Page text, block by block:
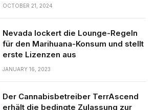
OCTOBER 21, 2024
Nevada lockert die Lounge-Regeln
für den Marihuana-Konsum und stellt
erste Lizenzen aus
JANUARY 16, 2023
Der Cannabisbetreiber TerrAscend
erhält die bedingte Zulassung zur